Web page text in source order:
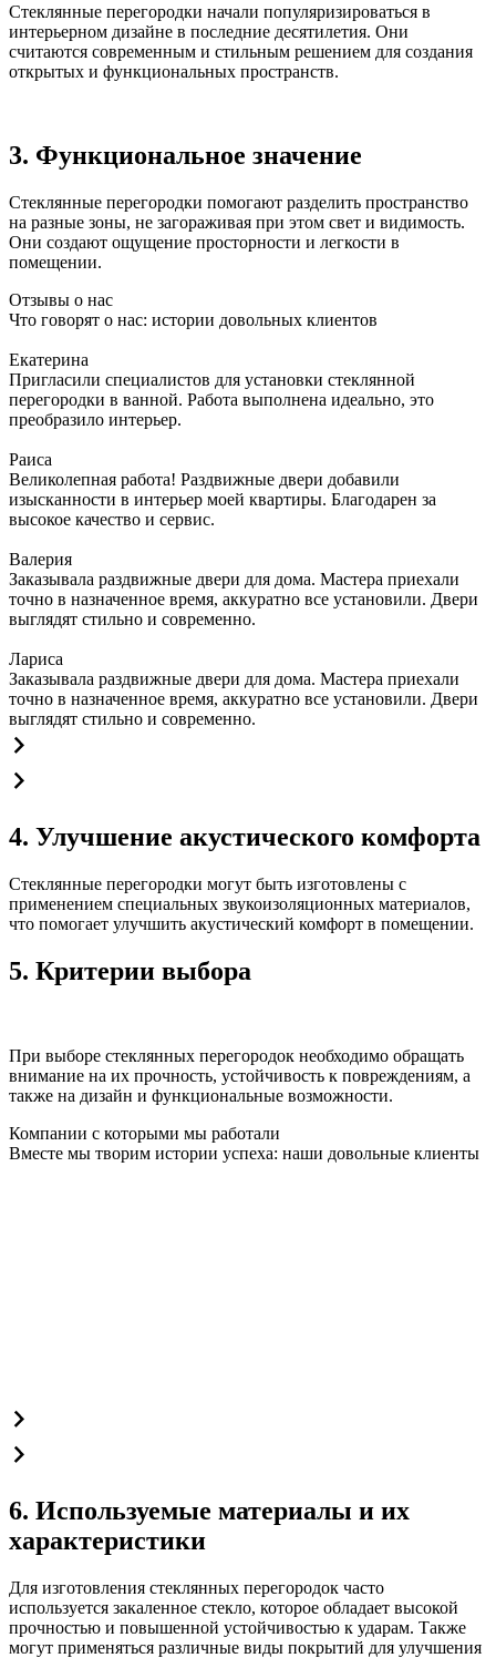
Стеклянные перегородки начали популяризироваться в
интерьерном дизайне в последние десятилетия. Они
считаются современным и стильным решением для создания
открытых и функциональных пространств.
3. Функциональное значение
Стеклянные перегородки помогают разделить пространство
на разные зоны, не загораживая при этом свет и видимость.
Они создают ощущение просторности и легкости в
помещении.
Отзывы о нас
Что говорят о нас: истории довольных клиентов
Екатерина
Пригласили специалистов для установки стеклянной
перегородки в ванной. Работа выполнена идеально, это
преобразило интерьер.
Раиса
Великолепная работа! Раздвижные двери добавили
изысканности в интерьер моей квартиры. Благодарен за
высокое качество и сервис.
Валерия
Заказывала раздвижные двери для дома. Мастера приехали
точно в назначенное время, аккуратно все установили. Двери
выглядят стильно и современно.
Лариса
Заказывала раздвижные двери для дома. Мастера приехали
точно в назначенное время, аккуратно все установили. Двери
выглядят стильно и современно.
4. Улучшение акустического комфорта
Стеклянные перегородки могут быть изготовлены с
применением специальных звукоизоляционных материалов,
что помогает улучшить акустический комфорт в помещении.
5. Критерии выбора
При выборе стеклянных перегородок необходимо обращать
внимание на их прочность, устойчивость к повреждениям, а
также на дизайн и функциональные возможности.
Компании с которыми мы работали
Вместе мы творим истории успеха: наши довольные клиенты
6. Используемые материалы и их
характеристики
Для изготовления стеклянных перегородок часто
используется закаленное стекло, которое обладает высокой
прочностью и повышенной устойчивостью к ударам. Также
могут применяться различные виды покрытий для улучшения